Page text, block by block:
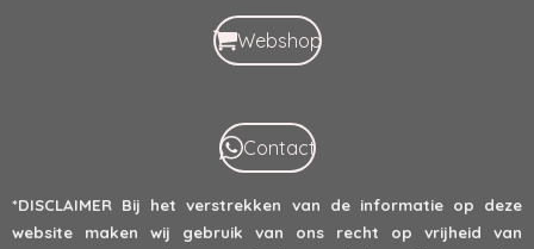
Webshop
Contact
*DISCLAIMER Bij het verstrekken van de informatie op deze
website maken wij gebruik van ons recht op vrijheid van